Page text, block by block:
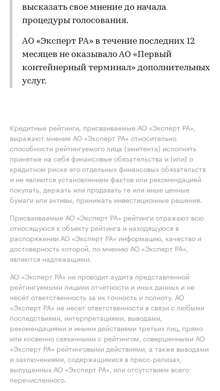
высказать свое мнение до начала
процедуры голосования.
АО «Эксперт РА» в течение последних 12
месяцев не оказывало АО «Первый
контейнерный терминал» дополнительных
услуг.
Кредитные рейтинги, присваиваемые АО «Эксперт РА»,
выражают мнение АО «Эксперт РА» относительно
способности рейтингуемого лица (эмитента) исполнять
принятые на себя финансовые обязательства и (или) о
кредитном риске его отдельных финансовых обязательств
и не являются установлением фактов или рекомендацией
покупать, держать или продавать те или иные ценные
бумаги или активы, принимать инвестиционные решения.
Присваиваемые АО «Эксперт РА» рейтинги отражают всю
относящуюся к объекту рейтинга и находящуюся в
распоряжении АО «Эксперт РА» информацию, качество и
достоверность которой, по мнению АО «Эксперт РА»,
являются надлежащими.
АО «Эксперт РА» не проводит аудита представленной
рейтингуемыми лицами отчётности и иных данных и не
несёт ответственность за их точность и полноту. АО
«Эксперт РА» не несет ответственности в связи с любыми
последствиями, интерпретациями, выводами,
рекомендациями и иными действиями третьих лиц, прямо
или косвенно связанными с рейтингом, совершенными АО
«Эксперт РА» рейтинговыми действиями, а также выводами
и заключениями, содержащимися в пресс-релизах,
выпущенных АО «Эксперт РА», или отсутствием всего
перечисленного.